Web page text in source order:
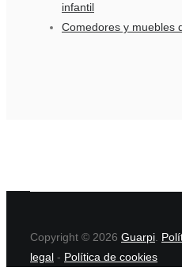
infantil
Comedores y muebles
Copyright © 2026 Guarpi
legal - Política de cookies